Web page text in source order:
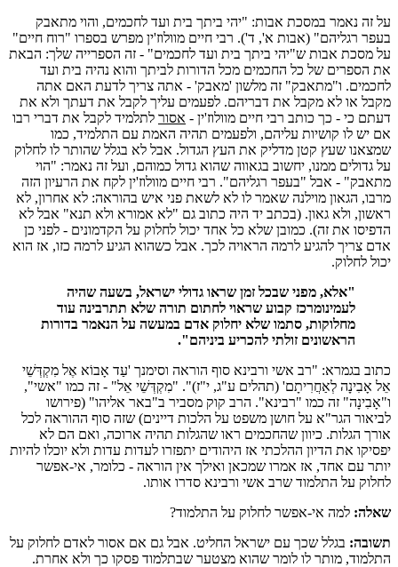
על זה נאמר במסכת אבות: "יהי ביתך בית ועד לחכמים, והוי מתאבק
בעפר רגליהם" (אבות א', ד'). רבי חיים מוולוז'ין מפרש בספרו "רוח חיים"
על מסכת אבות ש"יהי ביתך בית ועד לחכמים" - זה הספרייה שלך: הבאת
את הספרים של כל החכמים מכל הדורות לביתך והוא נהיה בית ועד
לחכמים. ו"מתאבק" זה מלשון 'מאבק' - אתה צריך לדעת האם אתה
מקבל או לא מקבל את דבריהם. לפעמים עליך לקבל את דעתך ולא את
דעתם כי - כך כותב רבי חיים מוולוז'ין - אסור לתלמיד לקבל את דברי רבו
אם יש לו קושיות עליהם, ולפעמים תהיה האמת עם התלמיד, כמו
שמצאנו שעץ קטן מדליק את העץ הגדול. אבל לא בגלל שהותר לו לחלוק
על גדולים ממנו, יחשוב בגאווה שהוא גדול כמוהם, ועל זה נאמר: "הוי
מתאבק" - אבל "בעפר רגליהם". רבי חיים מוולוז'ין לקח את הרעיון הזה
מרבו, הגאון מוילנה שאמר לו לא לשאת פני איש בהוראה: לא אחרון, לא
ראשון, ולא גאון. (בכתב יד היה כתוב גם "לא אמורא ולא תנא" אבל לא
הדפיסו את זה). כמובן שלא כל אחד יכול לחלוק על הקדמונים - לפני כן
אדם צריך להגיע לרמה הראויה לכך. אבל כשהוא הגיע לרמה כזו, אז הוא
יכול לחלוק.
"אלא, מפני שבכל זמן שראו גדולי ישראל, בשעה שהיה
לעמינומרכז קבוע שראוי לחתום תורה שלא תתרבינה עוד
מחלוקות, סתמו שלא יחלוק אדם במעשה על הנאמר בדורות
הראשונים זולתי להכריע ביניהם".
כתוב בגמרא: "רב אשי ורבינא סוף הוראה וסימנך 'עַד אָבוֹא אֶל מִקְדְּשֵׁי
אֵל אָבִינָה לְאַחֲרִיתָם' (תהלים ע"ג, י"ז)". "מִקְדְּשֵׁי אֵל" - זה כמו "אשי",
ו"אָבִינָה" זה כמו "רבינא". הרב קוק מסביר ב"באר אליהו" (פירושו
לביאור הגר"א על חושן משפט על הלכות דיינים) שזה סוף ההוראה לכל
אורך הגלות. כיוון שהחכמים ראו שהגלות תהיה ארוכה, ואם הם לא
יפסיקו את הדיון ההלכתי אז היהודים יתפזרו לעדות עדות ולא יוכלו להיות
יותר עם אחד, אז אמרו שמכאן ואילך אין הוראה - כלומר, אי-אפשר
לחלוק על התלמוד שרב אשי ורבינא סדרו אותו.
שאלה: למה אי-אפשר לחלוק על התלמוד?
תשובה: בגלל שכך עם ישראל החליט. אבל גם אם אסור לאדם לחלוק על
התלמוד, מותר לו לומר שהוא מצטער שבתלמוד פסקו כך ולא אחרת.